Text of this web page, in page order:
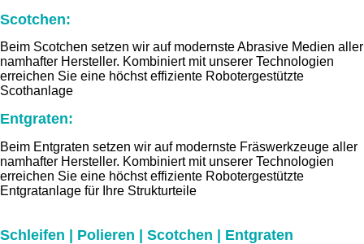
Scotchen:
Beim Scotchen setzen wir auf modernste Abrasive Medien aller
namhafter Hersteller. Kombiniert mit unserer Technologien
erreichen Sie eine höchst effiziente Robotergestützte
Scothanlage
Entgraten:
Beim Entgraten setzen wir auf modernste Fräswerkzeuge aller
namhafter Hersteller. Kombiniert mit unserer Technologien
erreichen Sie eine höchst effiziente Robotergestützte
Entgratanlage für Ihre Strukturteile
Schleifen | Polieren | Scotchen | Entgraten